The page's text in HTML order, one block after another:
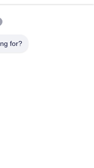
Glasoven
for?